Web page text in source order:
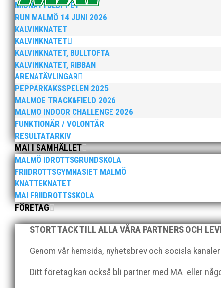
MIDNATTSLOPPET
RUN MALMÖ 14 JUNI 2026
KALVINKNATET
KALVINKNATET
KALVINKNATET, BULLTOFTA
KALVINKNATET, RIBBAN
ARENATÄVLINGAR
PEPPARKAKSSPELEN 2025
MALMOE TRACK&FIELD 2026
MALMÖ INDOOR CHALLENGE 2026
FUNKTIONÄR / VOLONTÄR
RESULTATARKIV
MAI I SAMHÄLLET
MALMÖ IDROTTSGRUNDSKOLA
FRIIDROTTSGYMNASIET MALMÖ
KNATTEKNATET
MAI FRIIDROTTSSKOLA
FÖRETAG
STORT TACK TILL ALLA VÅRA PARTNERS OCH
Genom vår hemsida, nyhetsbrev och sociala
Ditt företag kan också bli partner med MAI eller
Som traditionen bjuder så var vi ett helt gäng löpare
runt Pildammsparken (2,7 km respektive 5,4
Klubbchef – Malmö Allmänna Idrottsförening (MAI)
Allmänna Idrottsförening – MAI – söker en